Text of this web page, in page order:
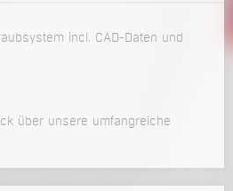
incl. CAD-Daten und
über unsere umfangreiche